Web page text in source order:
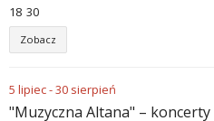
18 30
Zobacz
5 lipiec-30 sierpień
"Muzyczna Altana" –